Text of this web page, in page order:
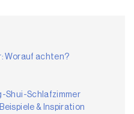
Worauf achten?
Shui-Schlafzimmer
& Inspiration